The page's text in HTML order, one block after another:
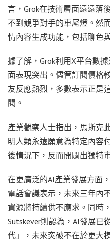
言，Grok在技術層面遠遠落
不到競爭對手的車尾燈。然
情內容生成功能，包括聊色
據了解，Grok利用X平台數
面表現突出。儘管訂閱價格
友反應熱烈，多數表示正是
閱。
產業觀察人士指出，馬斯克
明人類永遠願意為特定內容
後情況下，反而開闢出獨特
在更廣泛的AI產業發展方面
電話會議表示，未來三年內
資源將持續供不應求。同時
Sutskever則認為，AI發展已
代」，未來突破不在於更大